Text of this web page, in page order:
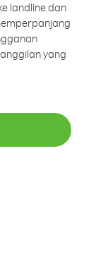
landline dan
yang